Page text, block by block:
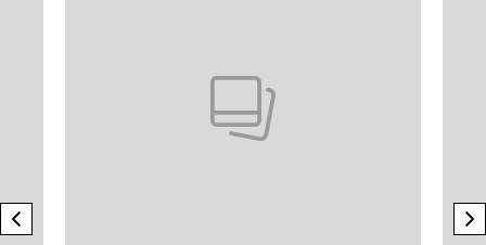
previous element